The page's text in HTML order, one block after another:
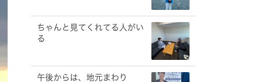
ちゃんと見てくれてる人がい
る
午後からは、地元まわり